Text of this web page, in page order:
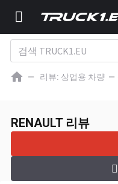
리뷰: 상업용 차량
RENAULT 리뷰